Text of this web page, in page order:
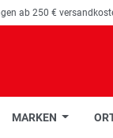
ab 250 €
MARKEN